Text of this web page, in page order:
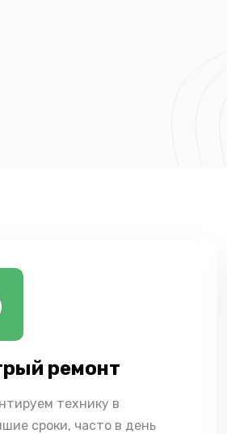
ремонт
технику в
сроки, часто в день